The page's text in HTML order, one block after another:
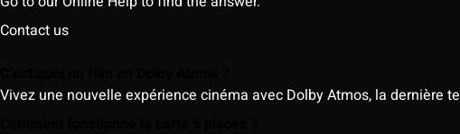
Contact us
Vivez une nouvelle expérience cinéma avec Dolby Atmos, la